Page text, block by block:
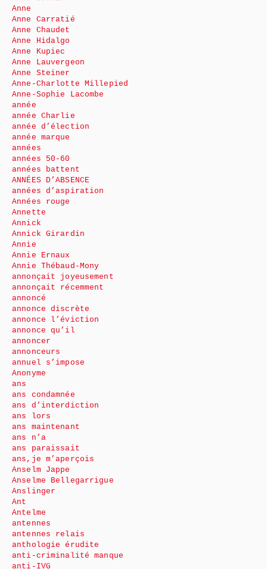
Anne
Anne Carratié
Anne Chaudet
Anne Hidalgo
Anne Kupiec
Anne Lauvergeon
Anne Steiner
Anne-Charlotte Millepied
Anne-Sophie Lacombe
année
année Charlie
année d’élection
année marque
années
années 50-60
années battent
ANNÉES D’ABSENCE
années d’aspiration
Années rouge
Annette
Annick
Annick Girardin
Annie
Annie Ernaux
Annie Thébaud-Mony
annonçait joyeusement
annonçait récemment
annoncé
annonce discrète
annonce l’éviction
annonce qu’il
annoncer
annonceurs
annuel s’impose
Anonyme
ans
ans condamnée
ans d’interdiction
ans lors
ans maintenant
ans n’a
ans paraissait
ans,je m’aperçois
Anselm Jappe
Anselme Bellegarrigue
Anslinger
Ant
Antelme
antennes
antennes relais
anthologie érudite
anti-criminalité manque
anti-IVG